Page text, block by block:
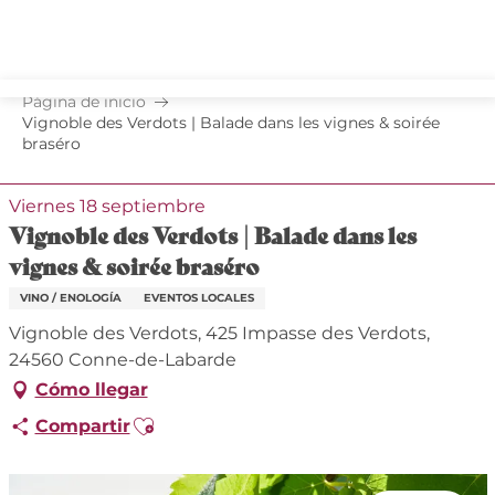
principal
Página de inicio
Vignoble des Verdots | Balade dans les vignes & soirée
braséro
Viernes 18 septiembre
Vignoble des Verdots | Balade dans les
vignes & soirée braséro
VINO / ENOLOGÍA EVENTOS LOCALES
Vignoble des Verdots, 425 Impasse des Verdots,
24560 Conne-de-Labarde
Cómo llegar
CompartirAjouter aux favoris